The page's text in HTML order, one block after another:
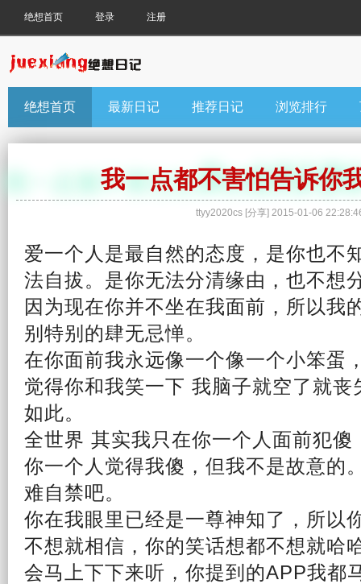
绝想首页 登录 注册
绝想首页 最新日记 推荐日记 浏览排行
我一点都不害怕告诉你
ttyy2020cs [分享] 2015-01-06
爱一个人 是最自然的态度，是你也不
法自拔。是你无法分清缘由，也不想
因为现在你并不坐在我面前，所以我
别特别的肆无忌惮。
在你面前我永远像一个像一个小笨蛋
觉得你和我笑一下 我脑子就空了就丧
如此。
全世界 其实我只在你一个人面前犯傻
你一个人觉得我傻，但我不是故意的
难自禁吧。
你在我眼里已经是一尊神知了，所以
不想就相信，你的笑话想都不想就哈
会马上下下来听，你提到的APP我都